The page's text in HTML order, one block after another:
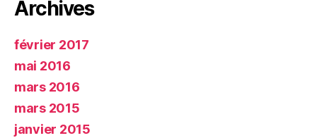
Archives
février 2017
mai 2016
mars 2016
mars 2015
janvier 2015